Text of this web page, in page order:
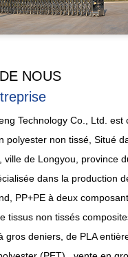
NOUS
Technology Co., Ltd. est
polyester non tissé , Situé
ville de Longyou, province
dans la production
PP+PE à deux
tissus non tissés
gros deniers, de PLA